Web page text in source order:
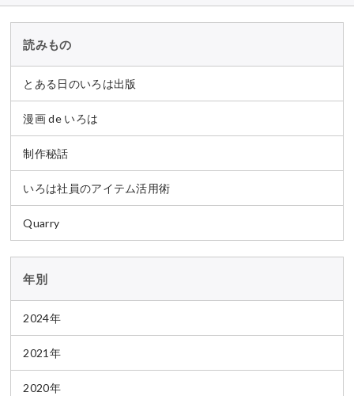
読みもの
とある日のいろは出版
漫画 de いろは
制作秘話
いろは社員のアイテム活用術
Quarry
年別
2024年
2021年
2020年